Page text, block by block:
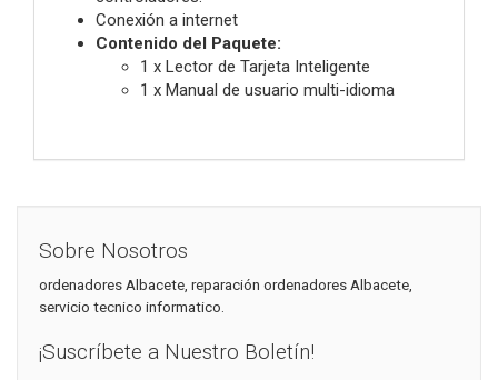
Conexión a internet
Contenido del Paquete:
1 x Lector de Tarjeta Inteligente
1 x Manual de usuario multi-idioma
Sobre Nosotros
ordenadores Albacete, reparación ordenadores Albacete,
servicio tecnico informatico.
¡Suscríbete a Nuestro Boletín!